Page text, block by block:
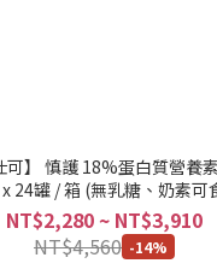
可】 慎護 18%蛋白質營養
24罐 / 箱 (無乳糖、奶素可
NT$2,280 ~ NT$3,910
NT$4,560 -14%